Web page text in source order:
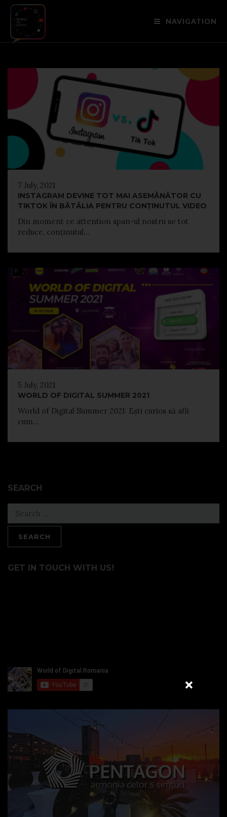
NAVIGATION
7 July, 2021
INSTAGRAM DEVINE TOT MAI ASEMĂNĂTOR CU
TIKTOK ÎN BĂTĂLIA PENTRU CONȚINUTUL VIDEO
Din moment ce attention span-ul nostru se tot
reduce, conținutul...
5 July, 2021
WORLD OF DIGITAL SUMMER 2021
World of Digital Summer 2021: Ești curios să afli
cum...
SEARCH
for:
GET IN TOUCH WITH US!